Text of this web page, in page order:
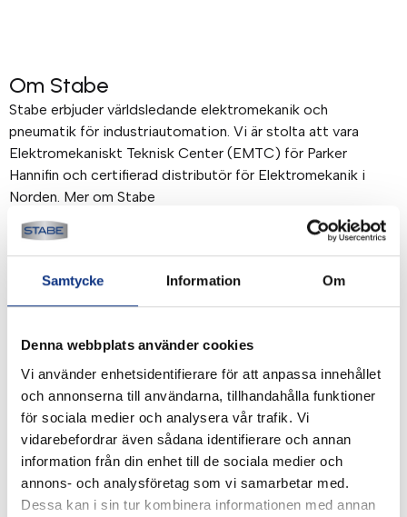
Samtycke Information Om
Denna webbplats använder cookies
Vi använder enhetsidentifierare för att anpassa innehållet
och annonserna till användarna, tillhandahålla funktioner
för sociala medier och analysera vår trafik. Vi
vidarebefordrar även sådana identifierare och annan
information från din enhet till de sociala medier och
annons- och analysföretag som vi samarbetar med.
Dessa kan i sin tur kombinera informationen med annan
Om Stabe
Stabe erbjuder världsledande elektromekanik och
pneumatik för industriautomation. Vi är stolta att vara
Elektromekaniskt Teknisk Center (EMTC) för Parker
Hannifin och certifierad distributör för Elektromekanik i
Norden. Mer om Stabe
Betalning & frakt
Betalning mot faktura, 30 dagar. Fraktkostnad tillkommer.
Alla priser visas i SEK. Stabe innehar AAA-kreditvärdighet.